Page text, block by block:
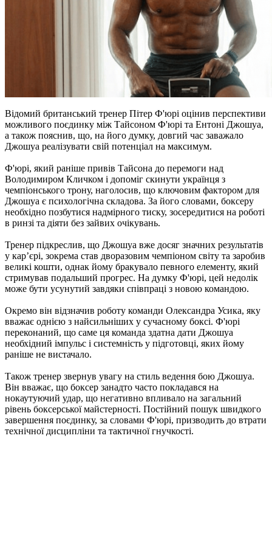
Відомий британський тренер Пітер Ф'юрі оцінив перспективи
можливого поєдинку між Тайсоном Ф'юрі та Ентоні Джошуа,
а також пояснив, що, на його думку, довгий час заважало
Джошуа реалізувати свій потенціал на максимум.
Ф'юрі, який раніше привів Тайсона до перемоги над
Володимиром Кличком і допоміг скинути українця з
чемпіонського трону, наголосив, що ключовим фактором для
Джошуа є психологічна складова. За його словами, боксеру
необхідно позбутися надмірного тиску, зосередитися на роботі
в ринзі та діяти без зайвих очікувань.
Тренер підкреслив, що Джошуа вже досяг значних результатів
у кар’єрі, зокрема став дворазовим чемпіоном світу та заробив
великі кошти, однак йому бракувало певного елементу, який
стримував подальший прогрес. На думку Ф'юрі, цей недолік
може бути усунутий завдяки співпраці з новою командою.
Окремо він відзначив роботу команди Олександра Усика, яку
вважає однією з найсильніших у сучасному боксі. Ф'юрі
переконаний, що саме ця команда здатна дати Джошуа
необхідний імпульс і системність у підготовці, яких йому
раніше не вистачало.
Також тренер звернув увагу на стиль ведення бою Джошуа.
Він вважає, що боксер занадто часто покладався на
нокаутуючий удар, що негативно впливало на загальний
рівень боксерської майстерності. Постійний пошук швидкого
завершення поєдинку, за словами Ф'юрі, призводить до втрати
технічної дисципліни та тактичної гнучкості.